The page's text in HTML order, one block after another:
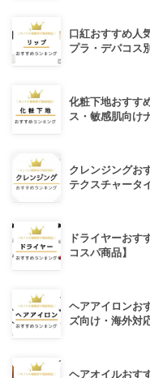
口紅おすすめ人
プラ・デパコス
化粧下地おすす
ス・敏感肌向け
クレンジングお
テクスチャータ
ドライヤーおす
コスパ商品】
ヘアアイロンお
ズ向け・海外対
ヘアオイルおす